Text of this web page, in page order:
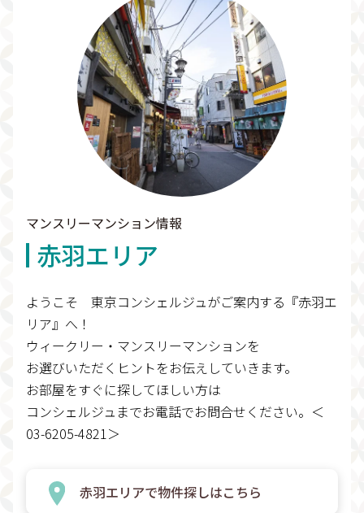
マンスリーマンション情報
赤羽エリア
ようこそ 東京コンシェルジュがご案内する『赤羽エ
リア』へ！
ウィークリー・マンスリーマンションを
お選びいただくヒントをお伝えしていきます。
お部屋をすぐに探してほしい方は
コンシェルジュまでお電話でお問合せください。＜
03-6205-4821＞
赤羽エリアで物件探しはこちら